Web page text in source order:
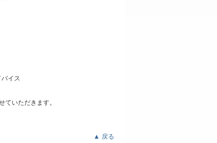
ていただきます。
▲ 戻る